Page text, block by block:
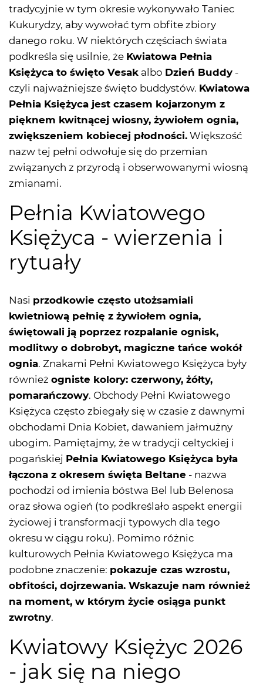
tradycyjnie w tym okresie wykonywało Taniec
Kukurydzy, aby wywołać tym obfite zbiory
danego roku. W niektórych częściach świata
podkreśla się usilnie, że Kwiatowa Pełnia
Księżyca to święto Vesak albo Dzień Buddy -
czyli najważniejsze święto buddystów. Kwiatowa
Pełnia Księżyca jest czasem kojarzonym z
pięknem kwitnącej wiosny, żywiołem ognia,
zwiększeniem kobiecej płodności. Większość
nazw tej pełni odwołuje się do przemian
związanych z przyrodą i obserwowanymi wiosną
zmianami.
Pełnia Kwiatowego
Księżyca - wierzenia i
rytuały
Nasi przodkowie często utożsamiali
kwietniową pełnię z żywiołem ognia,
świętowali ją poprzez rozpalanie ognisk,
modlitwy o dobrobyt, magiczne tańce wokół
ognia. Znakami Pełni Kwiatowego Księżyca były
również ogniste kolory: czerwony, żółty,
pomarańczowy. Obchody Pełni Kwiatowego
Księżyca często zbiegały się w czasie z dawnymi
obchodami Dnia Kobiet, dawaniem jałmużny
ubogim. Pamiętajmy, że w tradycji celtyckiej i
pogańskiej Pełnia Kwiatowego Księżyca była
łączona z okresem święta Beltane - nazwa
pochodzi od imienia bóstwa Bel lub Belenosa
oraz słowa ogień (to podkreślało aspekt energii
życiowej i transformacji typowych dla tego
okresu w ciągu roku). Pomimo różnic
kulturowych Pełnia Kwiatowego Księżyca ma
podobne znaczenie: pokazuje czas wzrostu,
obfitości, dojrzewania. Wskazuje nam również
na moment, w którym życie osiąga punkt
zwrotny.
Kwiatowy Księżyc 2026
- jak się na niego